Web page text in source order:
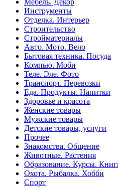
Мебель. Декор
Инструменты
Отделка. Интерьер
Строительство
Стройматериалы
Авто. Мото. Вело
Бытовая техника. Посуда
Компью. Моби
Теле. Эле. Фото
Транспорт. Перевозки
Еда. Продукты. Напитки
Здоровье и красота
Женские товары
Мужские товары
Детские товары, услуги
Прочее
Знакомства. Общение
Животные. Растения
Образование. Курсы.
Охота. Рыбалка. Хобби
Спорт